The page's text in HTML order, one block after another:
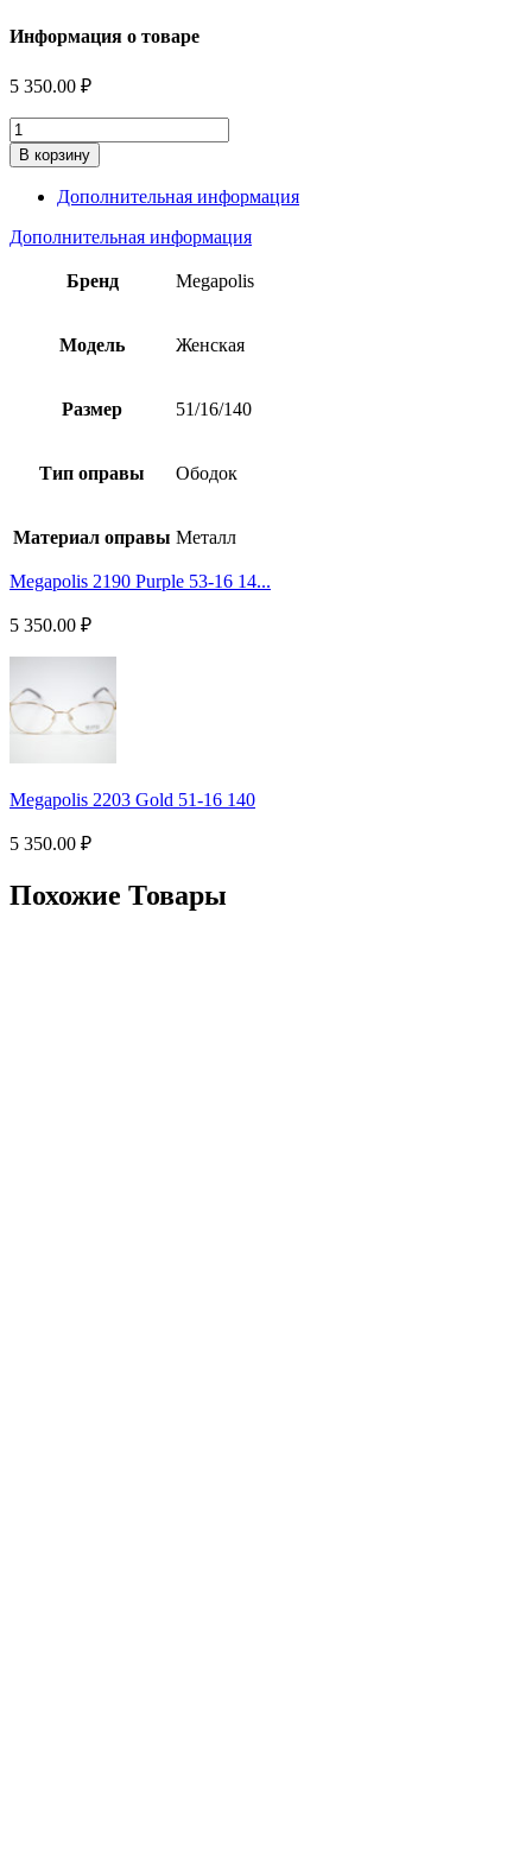
Информация о товаре
5 350.00 ₽
Количество
В корзину
Дополнительная информация
Дополнительная информация
Бренд Megapolis
Модель Женская
Размер 51/16/140
Тип оправы Ободок
Материал оправы Металл
Megapolis 2190 Purple 53-16 14...
5 350.00 ₽
Megapolis 2203 Gold 51-16 140
5 350.00 ₽
Похожие Товары